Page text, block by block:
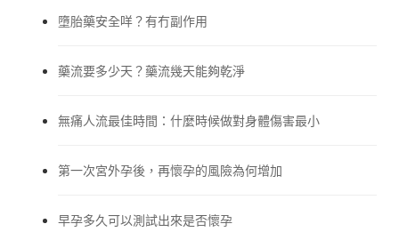
墮胎藥安全咩？有冇副作用
藥流要多少天？藥流幾天能夠乾淨
無痛人流最佳時間：什麼時候做對身體傷害最小
第一次宮外孕後，再懷孕的風險為何增加
早孕多久可以測試出來是否懷孕